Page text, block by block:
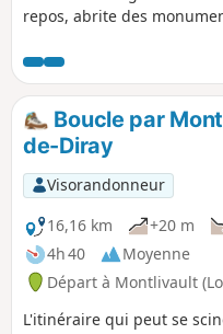
repos, abrite des
petit affluent du Loir, la
Monteaux, sans oublier la
arrêté, devant le dolmen
Boucle par
de-Diray
Visorandonneur
16,16 km
+20 m
4h 40
Moyenne
Départ à Montlivault
L'itinéraire qui peut se